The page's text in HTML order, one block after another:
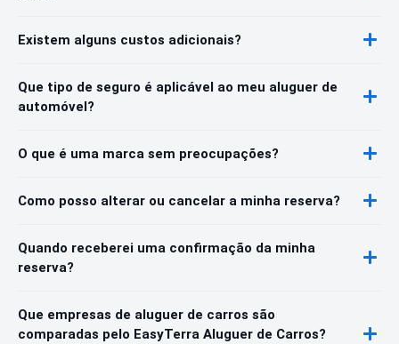
Existem alguns custos adicionais?
Que tipo de seguro é aplicável ao meu aluguer de
automóvel?
O que é uma marca sem preocupações?
Como posso alterar ou cancelar a minha reserva?
Quando receberei uma confirmação da minha
reserva?
Que empresas de aluguer de carros são
comparadas pelo EasyTerra Aluguer de Carros?